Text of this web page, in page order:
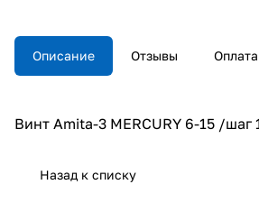
Описание Отзывы Оплата
Винт Amita-3 MERCURY 6-15 /шаг
Назад к списку